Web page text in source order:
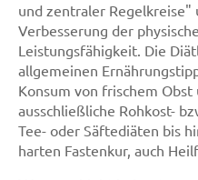
und zentraler Regelkreise"
Verbesserung der
Leistungsfähigkeit. Die
allgemeinen
Konsum von frischem Obst
ausschließliche Rohkost-
Tee- oder Säftediäten bis
harten Fastenkur, auch